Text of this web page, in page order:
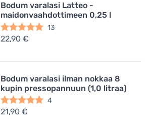
Bodum varalasi Latteo -
maidonvaahdottimeen 0,25 l
13
22,90 €
Bodum varalasi ilman nokkaa 8
kupin pressopannuun (1,0 litraa)
4
21,90 €